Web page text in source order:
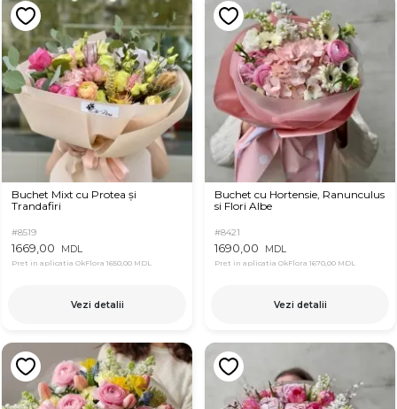
Buchet Mixt cu Protea și
Trandafiri
#8519
1669,00 MDL
Pret in aplicatia OkFlora 1650,00 MDL
Vezi detalii
Buchet cu Hortensie, Ranunculus
si Flori Albe
#8421
1690,00 MDL
Pret in aplicatia OkFlora 1670,00 MDL
Vezi detalii